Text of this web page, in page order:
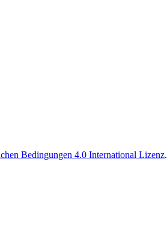
Bedingungen 4.0 International Lizenz.